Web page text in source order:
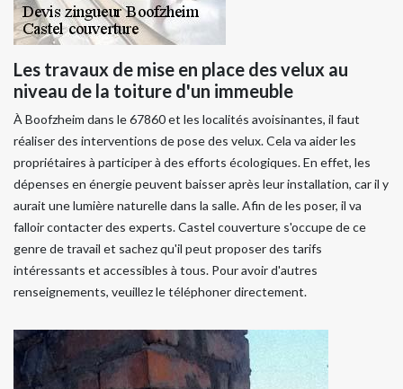
Les travaux de mise en place des velux au
niveau de la toiture d'un immeuble
À Boofzheim dans le 67860 et les localités avoisinantes, il faut
réaliser des interventions de pose des velux. Cela va aider les
propriétaires à participer à des efforts écologiques. En effet, les
dépenses en énergie peuvent baisser après leur installation, car il y
aurait une lumière naturelle dans la salle. Afin de les poser, il va
falloir contacter des experts. Castel couverture s'occupe de ce
genre de travail et sachez qu'il peut proposer des tarifs
intéressants et accessibles à tous. Pour avoir d'autres
renseignements, veuillez le téléphoner directement.